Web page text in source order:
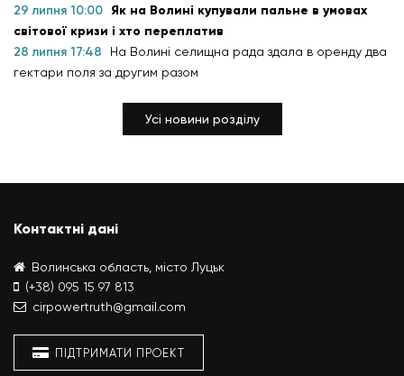
29 липня 10:00 Як на Волині купували пальне в умовах
світової кризи і хто переплатив
28 липня 17:48
На Волині селищна рада здала в оренду два
гектари поля за другим разом
Усі новини розділу
Контактні дані
Волинська область, місто Луцьк
(+38) 095 15 97 813
cirpowertruth@gmail.com
ПІДТРИМАТИ ПРОЕКТ